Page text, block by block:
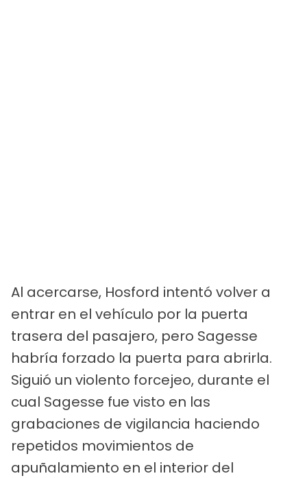
Al acercarse, Hosford intentó volver a
entrar en el vehículo por la puerta
trasera del pasajero, pero Sagesse
habría forzado la puerta para abrirla.
Siguió un violento forcejeo, durante el
cual Sagesse fue visto en las
grabaciones de vigilancia haciendo
repetidos movimientos de
apuñalamiento en el interior del